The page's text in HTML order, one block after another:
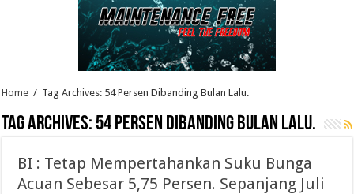
Home / Tag Archives: 54 Persen Dibanding Bulan Lalu.
Tag Archives: 54 Persen Dibanding Bulan Lalu.
BI : Tetap Mempertahankan Suku Bunga
Acuan Sebesar 5,75 Persen. Sepanjang Juli